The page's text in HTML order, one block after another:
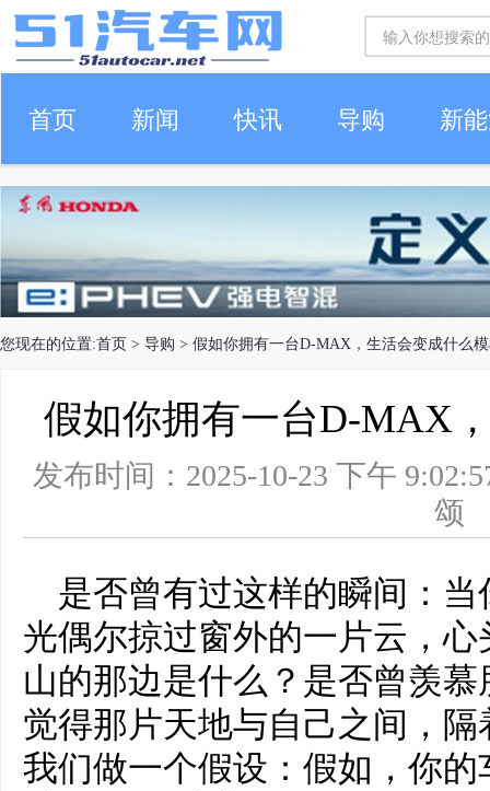
首页 新闻 快讯 导购 新
车生活
您现在的位置:首页 > 导购 > 假如你拥有一台D-MAX，生活会变成什么
假如你拥有一台D-MAX
发布时间：2025-10-23 下午
是否曾有过这样的瞬间：
光偶尔掠过窗外的一片云，
山的那边是什么？是否曾羡
觉得那片天地与自己之间，
我们做一个假设：假如，你